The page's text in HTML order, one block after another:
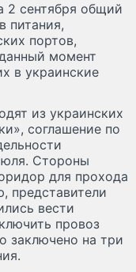
сентября общий
питания,
портов,
момент
в украинские
из украинских
соглашение по
Стороны
для прохода
представители
вести
провоз
заключено на три